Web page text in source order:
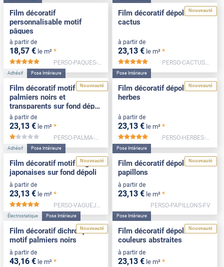
Film décoratif
personnalisable motif
pâques
à partir de
18,57 € le m² *
*****
PERSO-PAQUES-FV
Nouveauté
Film décoratif dépoli motif
cactus
à partir de
23,13 € le m² *
*****
PERSO-CACTUS-FV
Nouveauté
Adhésif Pose Intérieure
Film décoratif motif
palmiers noirs et
transparents sur fond dépoli
blanc
à partir de
23,13 € le m² *
*****
PERSO-PALMA-FV
Nouveauté
Pose Intérieure
Film décoratif dépoli motif
herbes
à partir de
23,13 € le m² *
*****
PERSO-HERBES-FV
Nouveauté
Adhésif Pose Intérieure
Film décoratif motif vagues
japonaises sur fond dépoli
à partir de
23,13 € le m² *
*****
PERSO-VAGUEJAPON-FV
Nouveauté
Pose Intérieure
Film décoratif dépoli motif
papillons
à partir de
23,13 € le m² *
PERSO-PAPILLONS-FV
Nouveauté
Électrostatique Pose Intérieure
Film décoratif dichroïque
motif palmiers noirs
à partir de
43,16 € le m² *
Nouveauté
Pose Intérieure
Film décoratif dépoli motif
couleurs abstraites
à partir de
23,13 € le m² *